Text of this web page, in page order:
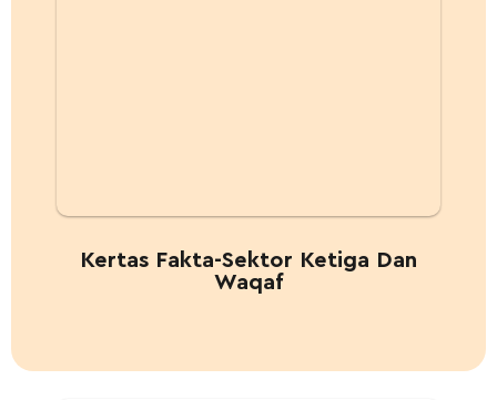
Kertas Fakta-Sektor Ketiga Dan
Waqaf